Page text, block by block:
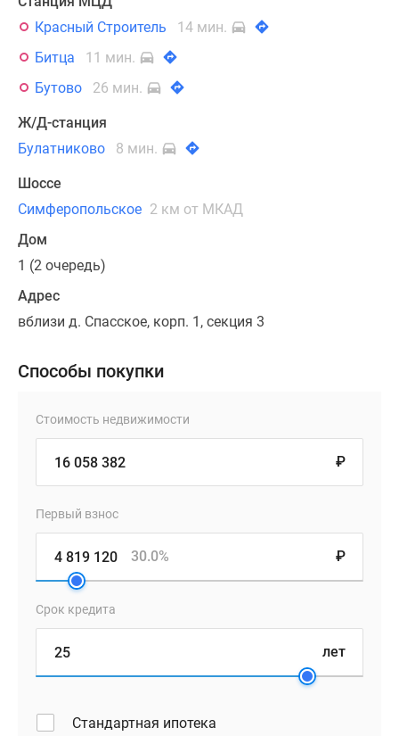
Красный Строитель
14 мин.
Битца
11 мин.
Бутово
26 мин.
Ж/Д-станция
Булатниково
8 мин.
Шоссе
Симферопольское 2 км от МКАД
Дом
1 (2 очередь)
Адрес
вблизи д. Спасское, корп. 1, секция 3
Способы покупки
Стоимость недвижимости
₽
Первый взнос
₽
30.0%
Срок кредита
лет
Стандартная ипотека